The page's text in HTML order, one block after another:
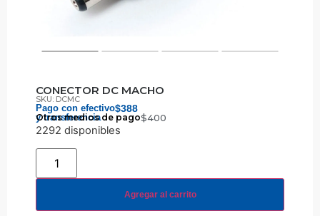
CONECTOR DC MACHO
SKU: DCMC
Pago con efectivo
y transferencia
$388
Otros medios de pago$400
2292 disponibles
Agregar al carrito